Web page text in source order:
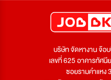
บริษัท จัดหางาน จ๊อ
เลขที่ 625 อาคารทัศนี
ซอยรามคำแหง